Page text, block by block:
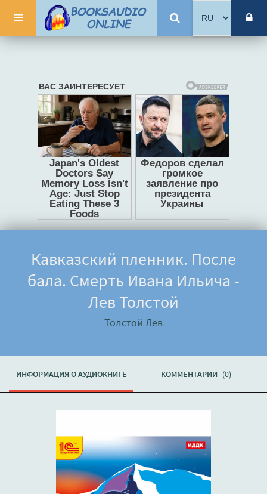
Кавказский пленник. После
бала. Смерть Ивана Ильича -
Лев Толстой
Толстой Лев
ИНФОРМАЦИЯ О АУДИОКНИГЕ КОММЕНТАРИИ (0)